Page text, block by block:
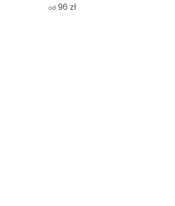
od 96 zł